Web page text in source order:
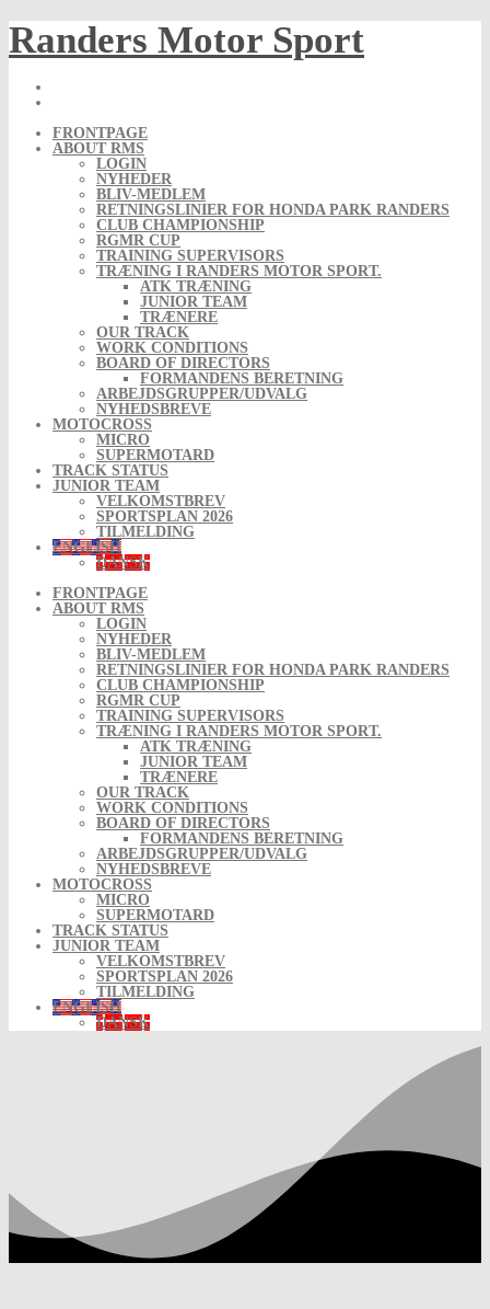
Skip
to
content
Randers Motor Sport
FRONTPAGE
ABOUT RMS
LOGIN
NYHEDER
BLIV-MEDLEM
RETNINGSLINIER FOR HONDA PARK RANDERS
CLUB CHAMPIONSHIP
RGMR CUP
TRAINING SUPERVISORS
TRÆNING I RANDERS MOTOR SPORT.
ATK TRÆNING
JUNIOR TEAM
TRÆNERE
OUR TRACK
WORK CONDITIONS
BOARD OF DIRECTORS
FORMANDENS BERETNING
ARBEJDSGRUPPER/UDVALG
NYHEDSBREVE
MOTOCROSS
MICRO
SUPERMOTARD
TRACK STATUS
JUNIOR TEAM
VELKOMSTBREV
SPORTSPLAN 2026
TILMELDING
ENGLISH
DANSK
FRONTPAGE
ABOUT RMS
LOGIN
NYHEDER
BLIV-MEDLEM
RETNINGSLINIER FOR HONDA PARK RANDERS
CLUB CHAMPIONSHIP
RGMR CUP
TRAINING SUPERVISORS
TRÆNING I RANDERS MOTOR SPORT.
ATK TRÆNING
JUNIOR TEAM
TRÆNERE
OUR TRACK
WORK CONDITIONS
BOARD OF DIRECTORS
FORMANDENS BERETNING
ARBEJDSGRUPPER/UDVALG
NYHEDSBREVE
MOTOCROSS
MICRO
SUPERMOTARD
TRACK STATUS
JUNIOR TEAM
VELKOMSTBREV
SPORTSPLAN 2026
TILMELDING
ENGLISH
DANSK